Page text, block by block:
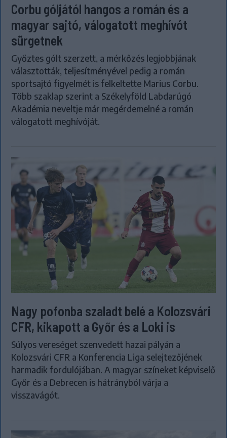
Corbu góljától hangos a román és a
magyar sajtó, válogatott meghívót
sürgetnek
Győztes gólt szerzett, a mérkőzés legjobbjának
választották, teljesítményével pedig a román
sportsajtó figyelmét is felkeltette Marius Corbu.
Több szaklap szerint a Székelyföld Labdarúgó
Akadémia neveltje már megérdemelné a román
válogatott meghívóját.
Nagy pofonba szaladt belé a Kolozsvári
CFR, kikapott a Győr és a Loki is
Súlyos vereséget szenvedett hazai pályán a
Kolozsvári CFR a Konferencia Liga selejtezőjének
harmadik fordulójában. A magyar színeket képviselő
Győr és a Debrecen is hátrányból várja a
visszavágót.